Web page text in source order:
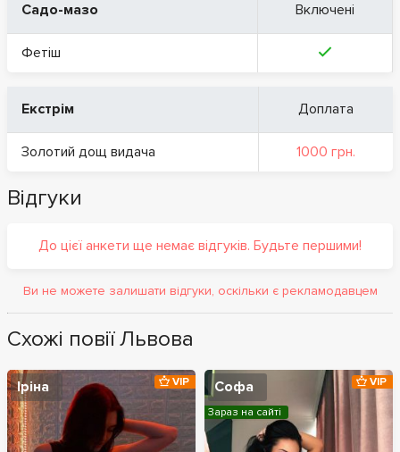
Садо-мазо Включені
Фетіш
Екстрім Доплата
Золотий дощ видача 1000 грн.
Відгуки
До цієї анкети ще немає відгуків. Будьте першими!
Ви не можете залишати відгуки, оскільки є рекламодавцем
Схожі повії Львова
Іріна VIP Софа VIP
Зараз на сайті